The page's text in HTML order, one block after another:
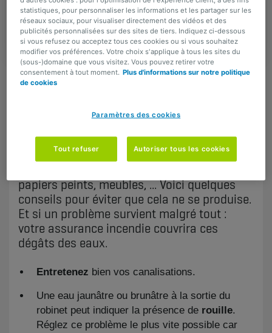
propriétaires pour éviter les
dégâts dus à une fuite
Suivez nos conseils
Une fuite dans vos canalisations peut
papiers peints, meubles, ... Voici quelques
conseils pour éviter que cela ne se produise.
Et si un problème survient malgré tout :
votre assurance incendie couvrira ces
dégâts des eaux.
Entretenez bien vos canalisations.
Une eau jaunâtre ou brunâtre à la sortie du
robinet peut indiquer la présence de rouille.
Réglez ce problème le plus vite possible car
statistiques, pour personnaliser les informations et les partager sur les
réseaux sociaux, pour visualiser directement des vidéos et des
publicités personnalisées sur des sites de tiers. Indiquez ci-dessous
si vous refusez ou acceptez tous ces cookies ou si vous souhaitez
modifier vos préférences. Votre choix s'applique à tous les sites du
(sous-)domaine que vous visitez. Vous pouvez retirer votre
consentement à tout moment. Plus d'informations sur notre politique
de cookies
Paramètres des cookies
Tout refuser Autoriser tous les cookies